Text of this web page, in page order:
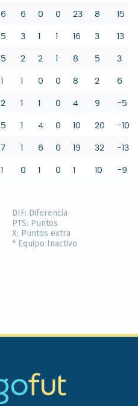
6 6 0 0 23 8 15
5 3 16 3 13
5 2 2 8 5 3
0 0 8 2 6
2 0 4 9 -5
5 4 0 10 20 -10
7 6 0 19 32 -13
0 0 10 -9
DIF: Diferencia
PTS: Puntos
X: Puntos extra
* Equipo Inactivo